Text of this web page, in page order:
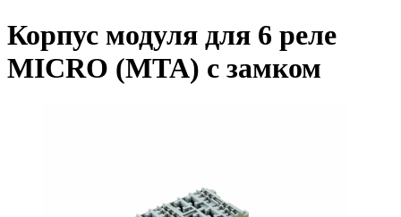
Корпус модуля для 6 реле
MICRO (MTA) с замком